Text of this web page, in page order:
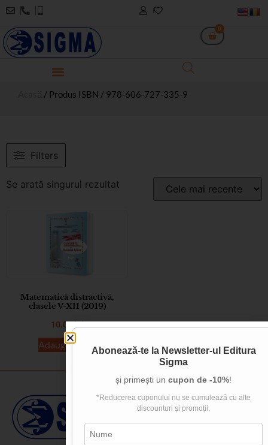
0
/ Produs ISBN / 978-606-727-335-9
Filters
Se arată singurul rezultat
Matematică distractivă,
clasele V-XII (2019)
10.00lei
Adaugă în coș
Abonează-te la Newsletter-ul Editura
Sigma
și primești un cupon de -10%!
*Reducerea cuponului nu se cumulează cu alte
discounturi și promoții.